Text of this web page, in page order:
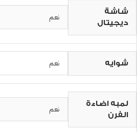
شاشة
ديجيتال
نعم
شوايه نعم
لمبه اضاءة
الفرن
نعم